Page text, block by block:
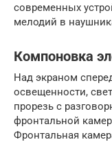
современных
мелодий в
Компоновка
Над экраном
освещенности,
прорезь с
фронтальной
Фронтальная